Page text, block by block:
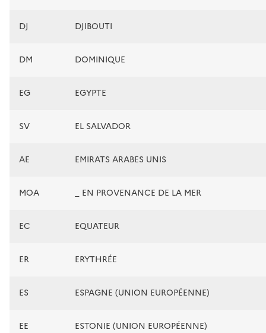
DJ DJIBOUTI
DM DOMINIQUE
EG EGYPTE
SV EL SALVADOR
AE EMIRATS ARABES UNIS
MOA _ EN PROVENANCE DE LA MER
EC EQUATEUR
ER ERYTHRÉE
ES ESPAGNE (UNION EUROPÉENNE)
EE ESTONIE (UNION EUROPÉENNE)